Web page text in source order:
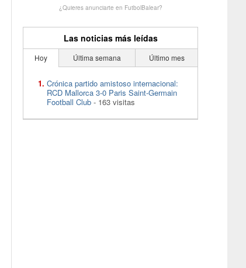
¿Quieres anunciarte en FutbolBalear?
Las noticias más leídas
Hoy Última semana Último mes
Crónica partido amistoso internacional:
RCD Mallorca 3-0 Paris Saint-Germain
Football Club - 163 visitas